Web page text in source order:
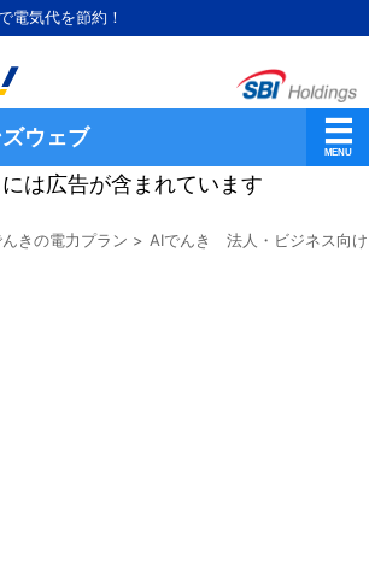
電気代を節約！
ウェブ
は広告が含まれています
んきの電力プラン > AIでんき 法人・ビジネス向